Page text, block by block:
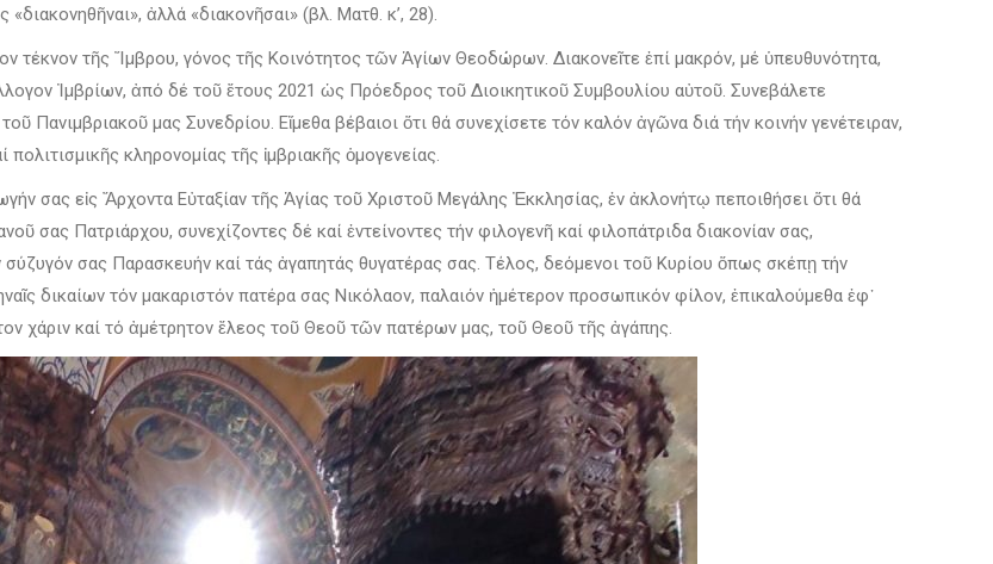
ἀλλά «διακονῆσαι» (βλ. Ματθ. κ’, 28).
τέκνον τῆς Ἴμβρου, γόνος τῆς Κοινότητος τῶν Ἁγίων Θεοδώρων. Διακονεῖτε ἐπί μακρόν, μέ ὑπευθυνότητα,
Ἰμβρίων, ἀπό δέ τοῦ ἔτους 2021 ὡς Πρόεδρος τοῦ Διοικητικοῦ Συμβουλίου αὐτοῦ. Συνεβάλετε
Πανιμβριακοῦ μας Συνεδρίου. Εἴμεθα βέβαιοι ὅτι θά συνεχίσετε τόν καλόν ἀγῶνα διά τήν κοινήν γενέτειραν,
κληρονομίας τῆς ἰμβριακῆς ὁμογενείας.
σας εἰς Ἄρχοντα Εὐταξίαν τῆς Ἁγίας τοῦ Χριστοῦ Μεγάλης Ἐκκλησίας, ἐν ἀκλονήτῳ πεποιθήσει ὅτι θά
σας Πατριάρχου, συνεχίζοντες δέ καί ἐντείνοντες τήν φιλογενῆ καί φιλοπάτριδα διακονίαν σας,
σας Παρασκευήν καί τάς ἀγαπητάς θυγατέρας σας. Τέλος, δεόμενοι τοῦ Κυρίου ὅπως σκέπῃ τήν
δικαίων τόν μακαριστόν πατέρα σας Νικόλαον, παλαιόν ἡμέτερον προσωπικόν φίλον, ἐπικαλούμεθα ἐφ᾿
χάριν καί τό ἀμέτρητον ἔλεος τοῦ Θεοῦ τῶν πατέρων μας, τοῦ Θεοῦ τῆς ἀγάπης.